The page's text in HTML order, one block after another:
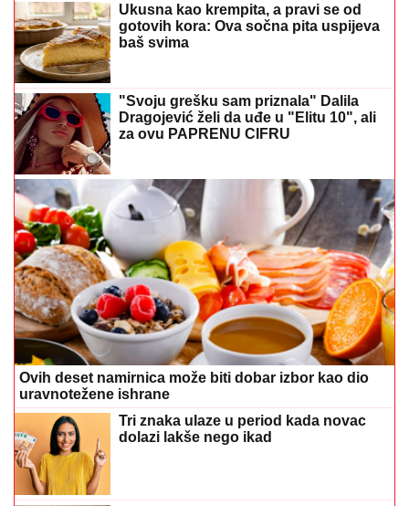
Ukusna kao krempita, a pravi se od
gotovih kora: Ova sočna pita uspijeva
baš svima
"Svoju grešku sam priznala" Dalila
Dragojević želi da uđe u "Elitu 10", ali
za ovu PAPRENU CIFRU
Ovih deset namirnica može biti dobar izbor kao dio
uravnotežene ishrane
Tri znaka ulaze u period kada novac
dolazi lakše nego ikad